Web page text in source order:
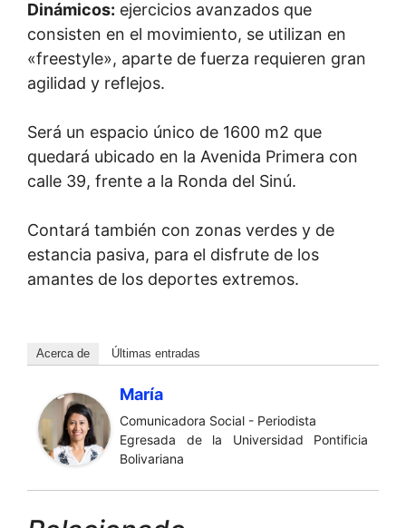
Dinámicos: ejercicios avanzados que
consisten en el movimiento, se utilizan en
«freestyle», aparte de fuerza requieren gran
agilidad y reflejos.
Será un espacio único de 1600 m2 que
quedará ubicado en la Avenida Primera con
calle 39, frente a la Ronda del Sinú.
Contará también con zonas verdes y de
estancia pasiva, para el disfrute de los
amantes de los deportes extremos.
Acerca de Últimas entradas
María
Comunicadora Social - Periodista
Egresada de la Universidad Pontificia
Bolivariana